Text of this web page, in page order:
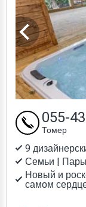
9
Семьи |
Новый и
самом
055-
Томер